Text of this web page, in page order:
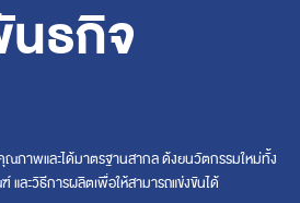
ธกิจ
ภาพและได้มาตรฐานสากล ด้งยนวัตกรรมใหม่ทั้ง
ละวิธีการผลิตเพื่อให้สามารถแข่งขันได้